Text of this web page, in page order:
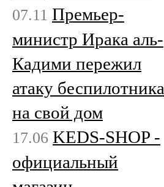
07.11 Премьер-
министр Ирака аль-
Кадими пережил
атаку беспилотника
на свой дом
17.06 KEDS-SHOP -
официальный